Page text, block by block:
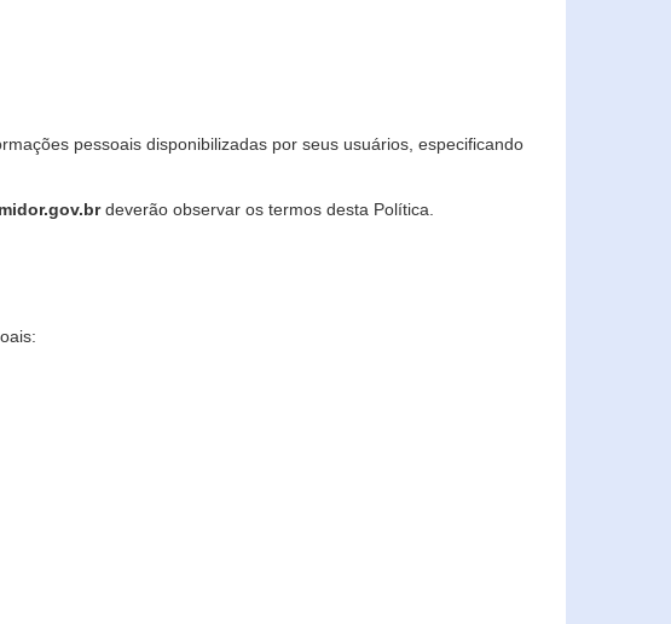
pessoais disponibilizadas por seus usuários, especificando
deverão observar os termos desta Política.